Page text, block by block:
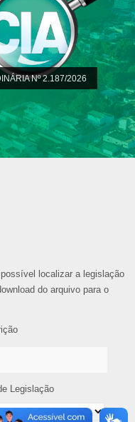
Nº 2.187/2026
localizar a legislação
do arquivo para o
Legislação